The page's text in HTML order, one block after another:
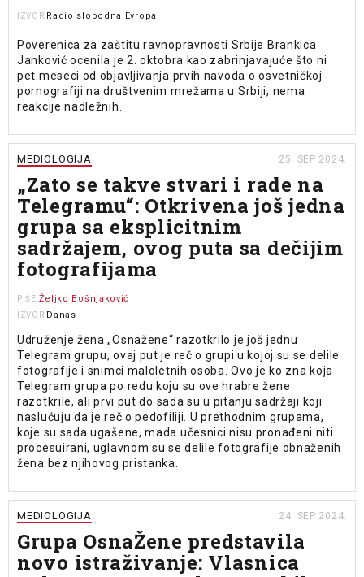
IZVOR Radio slobodna Evropa
Poverenica za zaštitu ravnopravnosti Srbije Brankica
Janković ocenila je 2. oktobra kao zabrinjavajuće što ni
pet meseci od objavljivanja prvih navoda o osvetničkoj
pornografiji na društvenim mrežama u Srbiji, nema
reakcije nadležnih.
MEDIOLOGIJA 25. SEP 2024.
„Zato se takve stvari i rade na
Telegramu“: Otkrivena još jedna
grupa sa eksplicitnim
sadržajem, ovog puta sa dečijim
fotografijama
PIŠE Željko Bošnjaković
IZVOR Danas
Udruženje žena „Osnažene“ razotkrilo je još jednu
Telegram grupu, ovaj put je reč o grupi u kojoj su se delile
fotografije i snimci maloletnih osoba. Ovo je ko zna koja
Telegram grupa po redu koju su ove hrabre žene
razotkrile, ali prvi put do sada su u pitanju sadržaji koji
naslućuju da je reč o pedofiliji. U prethodnim grupama,
koje su sada ugašene, mada učesnici nisu pronađeni niti
procesuirani, uglavnom su se delile fotografije obnaženih
žena bez njihovog pristanka.
MEDIOLOGIJA 24. SEP 2024.
Grupa OsnaŽene predstavila
novo istraživanje: Vlasnica